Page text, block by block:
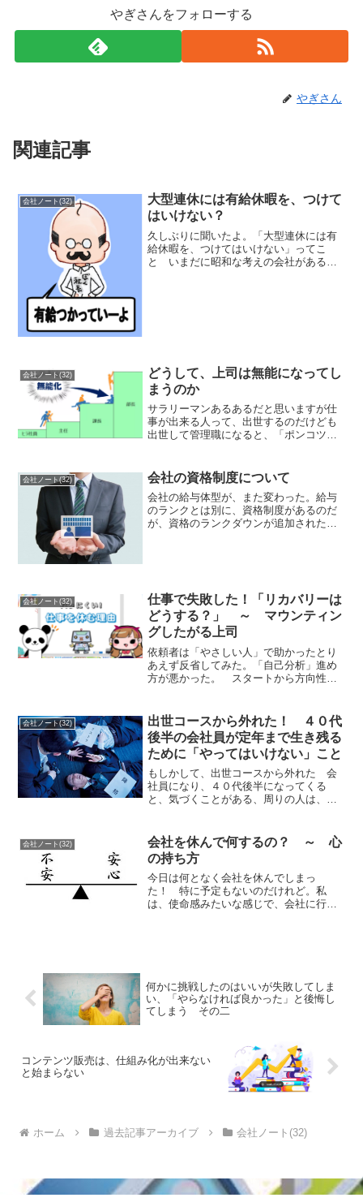
やぎさんをフォローする
やぎさん
関連記事
会社ノート(32)
大型連休には有給休暇を、つけて
はいけない？
久しぶりに聞いたよ。「大型連休には有
給休暇を、つけてはいけない」ってこ
と いまだに昭和な考えの会社があるん
会社ノート(32)
どうして、上司は無能になってし
まうのか
サラリーマンあるあるだと思いますが仕
事が出来る人って、出世するのだけども
出世して管理職になると、「ポンコツ」
会いました妙に納得！ピーターの法則ピ
ーターの法則とは、「能力...
会社ノート(32) 会社の資格制度について
会社の給与体型が、また変わった。給与
のランクとは別に、資格制度があるのだ
が、資格のランクダウンが追加された。
会社ノート(32)
仕事で失敗した！「リカバリーは
どうする？」 ～ マウンティン
グしたがる上司
依頼者は「やさしい人」で助かったとり
あえず反省してみた。「自己分析」進め
方が悪かった。 スタートから方向性が
思っていた。 自分でやりたかった仕事
であった。 実績をアピー...
会社ノート(32)
出世コースから外れた！ ４０代
後半の会社員が定年まで生き残る
ために「やってはいけない」こと
もしかして、出世コースから外れた 会
社員になり、４０代後半になってくる
と、気づくことがある、周りの人は、出
れなりに仕事は、楽しくやっているが、
会社は許してくれない。 そ...
会社ノート(32)
会社を休んで何するの？ ～ 心
の持ち方
今日は何となく会社を休んでしまっ
た！ 特に予定もないのだけれど。私
は、使命感みたいな感じで、会社に行っ
何かに挑戦したのはいいが失敗してしま
い、「やらなければ良かった」と後悔し
てしまう その二
コンテンツ販売は、仕組み化が出来ない
と始まらない
ホーム 過去記事アーカイブ 会社ノート(32)